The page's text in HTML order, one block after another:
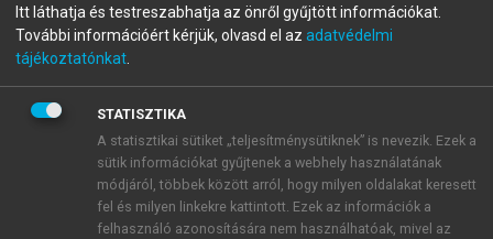
fiókoddal,vagy hozz létre új fiókot.
A regisztráció után apróbaidőszakautomatikusan
BELÉPÉS SAJÁT FIÓKKAL
ÚJ FIÓK LÉTREHOZÁSA
1 óra díjmentes hozzáférés
Itt láthatja és testreszabhatja az önről gyűjtött információkat.
További információért kérjük, olvasd el az adatvédelmi
tájékoztatónkat
STATISZTIKA
A statisztikai sütiket „teljesítménysütiknek” is nevezik. Ezek a
sütik információkat gyűjtenek a webhely használatának
módjáról, többek között arról, hogy milyen oldalakat keresett
fel és milyen linkekre kattintott. Ezek az információk a
felhasználó azonosítására nem használhatóak, mivel az